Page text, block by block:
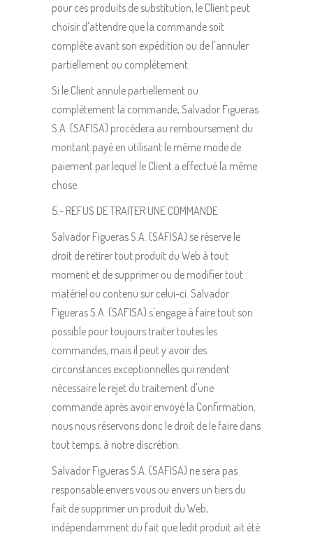
pour ces produits de substitution, le Client peut
choisir d'attendre que la commande soit
complète avant son expédition ou de l'annuler
partiellement ou complètement.
Si le Client annule partiellement ou
complètement la commande, Salvador Figueras
S.A. (SAFISA) procédera au remboursement du
montant payé en utilisant le même mode de
paiement par lequel le Client a effectué la même
chose.
5.- REFUS DE TRAITER UNE COMMANDE
Salvador Figueras S.A. (SAFISA) se réserve le
droit de retirer tout produit du Web à tout
moment et de supprimer ou de modifier tout
matériel ou contenu sur celui-ci. Salvador
Figueras S.A. (SAFISA) s'engage à faire tout son
possible pour toujours traiter toutes les
commandes, mais il peut y avoir des
circonstances exceptionnelles qui rendent
nécessaire le rejet du traitement d'une
commande après avoir envoyé la Confirmation,
nous nous réservons donc le droit de le faire dans
tout temps, à notre discrétion.
Salvador Figueras S.A. (SAFISA) ne sera pas
responsable envers vous ou envers un tiers du
fait de supprimer un produit du Web,
indépendamment du fait que ledit produit ait été